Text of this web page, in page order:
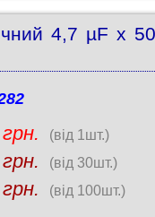
4,7 µF x
(від 1шт.)
(від 30шт.)
(від 100шт.)